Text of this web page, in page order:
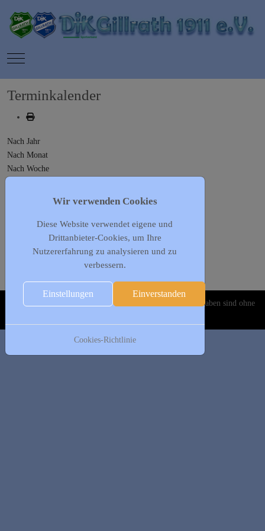
Mobile Menu Toggle
Terminkalender
Nach Jahr
Nach Monat
Nach Woche
Gehe zu Monat
Gehe zu Monat
Vergangene Events anzeigen?
Copyright © 2020-2026 DJK Gillrath 1911 e. V. Alle Angaben sind ohne
Wir verwenden Cookies
Diese Website verwendet eigene und
Drittanbieter-Cookies, um Ihre
Nutzererfahrung zu analysieren und zu
verbessern.
Einstellungen Einverstanden
Cookies-Richtlinie